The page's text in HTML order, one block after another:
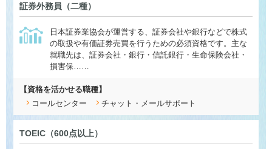
証券外務員（二種）
日本証券業協会が運営する、証券会社や銀行などで株式
の取扱や有価証券売買を行うための必須資格です。主な
就職先は、証券会社・銀行・信託銀行・生命保険会社・
損害保……
【資格を活かせる職種】
コールセンター
チャット・メールサポート
TOEIC（600点以上）